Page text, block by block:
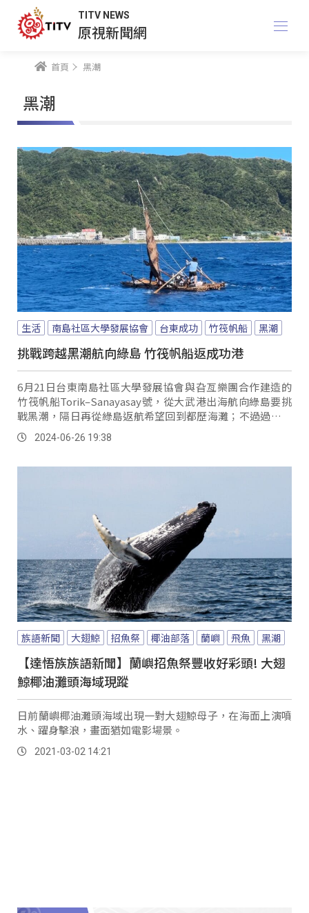
TITV NEWS
原視新聞網
首頁 黑潮
黑潮
生活 南島社區大學發展協會 台東成功 竹筏帆船 黑潮
挑戰跨越黑潮航向綠島 竹筏帆船返成功港
6月21日台東南島社區大學發展協會與旮亙樂團合作建造的
竹筏帆船Torik–Sanayasay號，從大武港出海航向綠島要挑
戰黑潮，隔日再從綠島返航希望回到都歷海灘；不過過程充
滿挑戰，航程結束後團隊特別舉行挑戰黑潮往返成果發表
會。2024-06-26 19:38
族語新聞 大翅鯨 招魚祭 椰油部落 蘭嶼 飛魚 黑潮
【達悟族族語新聞】蘭嶼招魚祭豐收好彩頭! 大翅
鯨椰油灘頭海域現蹤
日前蘭嶼椰油灘頭海域出現一對大翅鯨母子，在海面上演噴
水、躍身擊浪，畫面猶如電影場景。
2021-03-02 14:21